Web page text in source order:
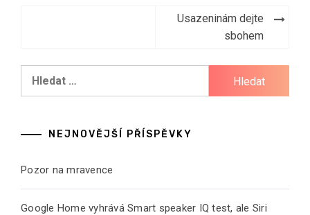
příspěvek
Usazeninám dejte
sbohem
NEJNOVĚJŠÍ PŘÍSPĚVKY
Pozor na mravence
Google Home vyhrává Smart speaker IQ test, ale Siri